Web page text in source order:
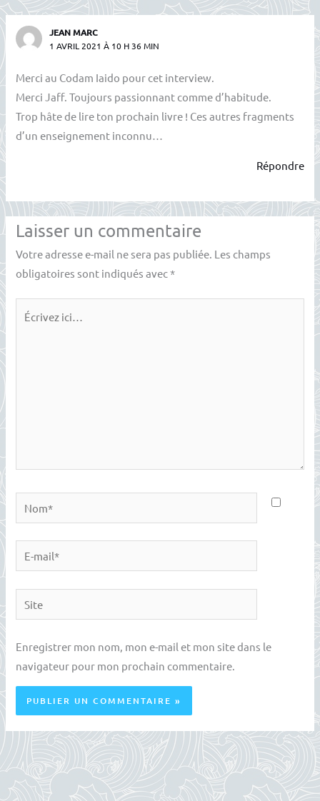
JEAN MARC
1 AVRIL 2021 À 10 H 36 MIN
Merci au Codam Iaido pour cet interview.
Merci Jaff. Toujours passionnant comme d’habitude.
Trop hâte de lire ton prochain livre ! Ces autres fragments
d’un enseignement inconnu…
Répondre
Laisser un commentaire
Votre adresse e-mail ne sera pas publiée. Les champs
obligatoires sont indiqués avec*
Écrivez
Nom*
mail*
Site
Enregistrer mon nom, mon e-mail et mon site dans le
navigateur pour mon prochain commentaire.